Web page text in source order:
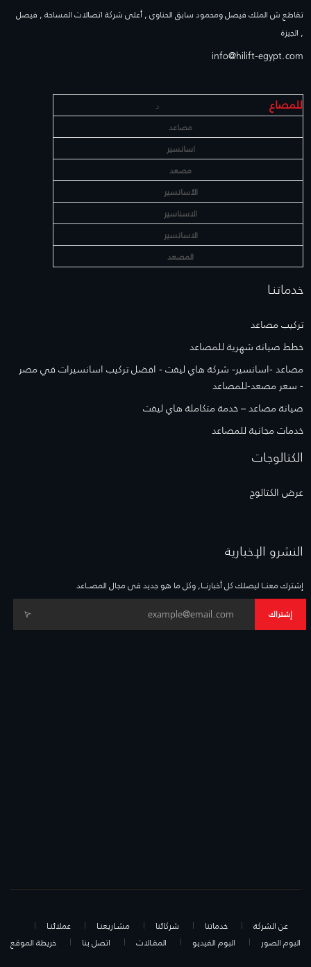
تقاطع ش الملك فيصل ومحمود سابق الحناوى , أعلى شركة اتصالات المساحة , فيصل
, الجيزة
info@hilift-egypt.com
للمصاع
د
مصاعد
اسانسير
مصعد
الأسانسير
الاسناسير
الاسانسير
المصعد
خدماتنـا
تركيب مصاعد
خطط صيانه شهرية للمصاعد
مصاعد -اسانسير- شركة هاي ليفت - افضل تركيب اسانسيرات في مصر
- سعر مصعد-للمصاعد
صيانة مصاعد – خدمة متكاملة هاي ليفت
خدمات مجانية للمصاعد
الكتالوجات
عرض الكتالوج
النشرو الإخبارية
إشترك معنــا ليصلك كل أخبارنــا, وكل ما هو جديد فى مجال المصــاعد
عن الشركة خدماتنا شركائنا مشـاريعنـا
عملائنـا
البوم الصور
البوم الفيديو المقـالات اتصل بنا خريطة الموقع